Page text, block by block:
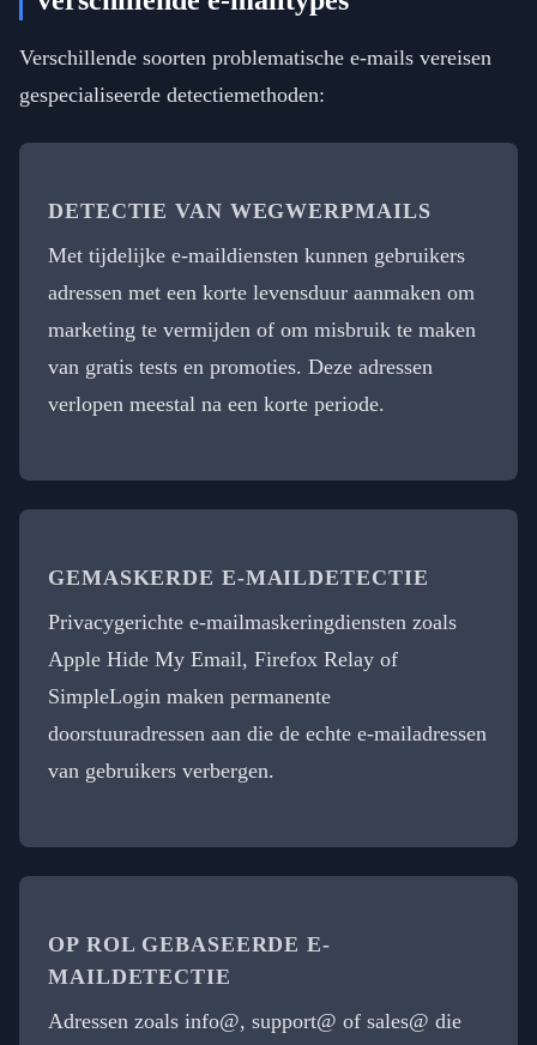
Verschillende soorten problematische e-mails vereisen
gespecialiseerde detectiemethoden:
DETECTIE VAN WEGWERPMAILS
Met tijdelijke e-maildiensten kunnen gebruikers
adressen met een korte levensduur aanmaken om
marketing te vermijden of om misbruik te maken
van gratis tests en promoties. Deze adressen
verlopen meestal na een korte periode.
GEMASKERDE E-MAILDETECTIE
Privacygerichte e-mailmaskeringdiensten zoals
Apple Hide My Email, Firefox Relay of
SimpleLogin maken permanente
doorstuuradressen aan die de echte e-mailadressen
van gebruikers verbergen.
OP ROL GEBASEERDE E-
MAILDETECTIE
Adressen zoals info@, support@ of sales@ die